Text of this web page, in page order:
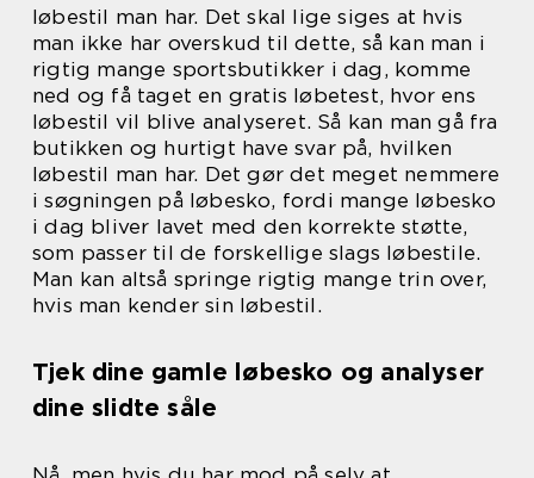
løbestil man har. Det skal lige siges at hvis
man ikke har overskud til dette, så kan man i
rigtig mange sportsbutikker i dag, komme
ned og få taget en gratis løbetest, hvor ens
løbestil vil blive analyseret. Så kan man gå fra
butikken og hurtigt have svar på, hvilken
løbestil man har. Det gør det meget nemmere
i søgningen på løbesko, fordi mange løbesko
i dag bliver lavet med den korrekte støtte,
som passer til de forskellige slags løbestile.
Man kan altså springe rigtig mange trin over,
hvis man kender sin løbestil.
Tjek dine gamle løbesko og analyser
dine slidte såle